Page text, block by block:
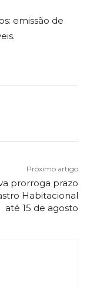
emissão de
Próximo artigo
prorroga prazo
Habitacional
até 15 de agosto